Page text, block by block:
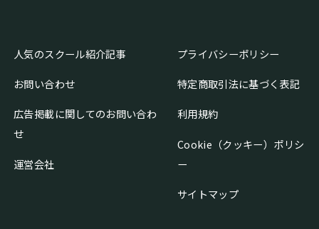
人気のスクール紹介記事
お問い合わせ
広告掲載に関してのお問い合わ
せ
運営会社
プライバシーポリシー
特定商取引法に基づく表記
利用規約
Cookie（クッキー）ポリシ
ー
サイトマップ